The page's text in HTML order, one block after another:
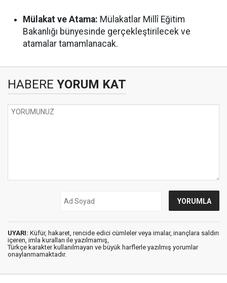
Mülakat ve Atama: Mülakatlar Millî Eğitim
Bakanlığı bünyesinde gerçekleştirilecek ve
atamalar tamamlanacak.
HABERE YORUM KAT
UYARI: Küfür, hakaret, rencide edici cümleler veya imalar, inançlara saldırı
içeren, imla kuralları ile yazılmamış,
Türkçe karakter kullanılmayan ve büyük harflerle yazılmış yorumlar
onaylanmamaktadır.